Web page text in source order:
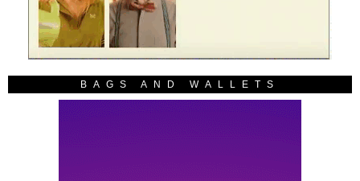
BAGS AND WALLETS